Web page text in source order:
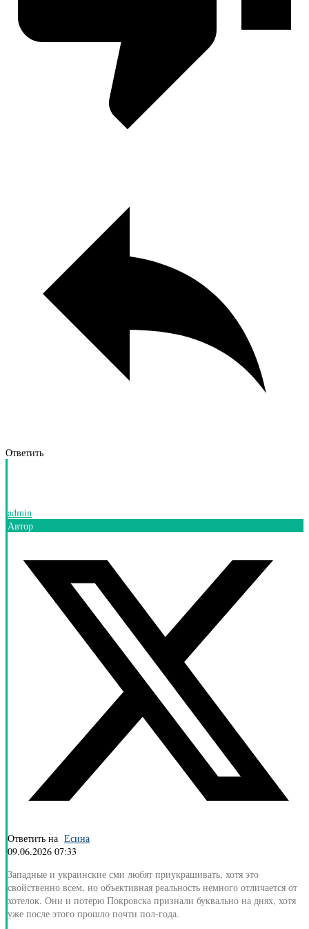
Ответить
admin
Автор
Ответить на Есина
09.06.2026 07:33
Западные и украинские сми любят приукрашивать, хотя это
свойственно всем, но объективная реальность немного отличается от
хотелок. Они и потерю Покровска признали буквально на днях, хотя
уже после этого прошло почти пол-года.